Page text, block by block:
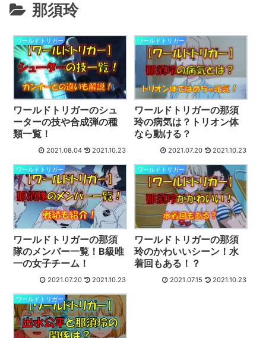
那須玲
ワールドトリガー
ワールドトリガーのシュ
ーターの技や合成弾の種
類一覧！
2021.08.04 2021.10.23
ワールドトリガー
ワールドトリガーの那須
玲の病気は？トリオン体
なら動ける？
2021.07.20 2021.10.23
ワールドトリガー
ワールドトリガーの那須
隊のメンバー一覧！B級唯
一の女子チーム！
2021.07.20 2021.10.23
ワールドトリガー
ワールドトリガーの那須
玲のかわいいシーン！水
着回もある！？
2021.07.15 2021.10.23
ワールドトリガー